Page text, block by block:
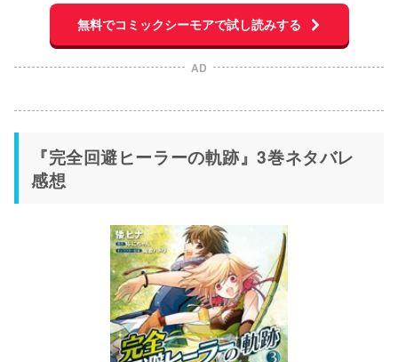
無料でコミックシーモアで試し読みする
AD
『完全回避ヒーラーの軌跡』3巻ネタバレ
感想